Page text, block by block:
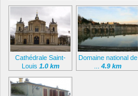
Cathédrale Saint-
Louis 1.0 km
Domaine national de
4.9 km